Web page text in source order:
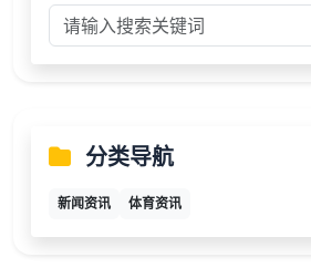
分类导航
新闻资讯 体育资讯